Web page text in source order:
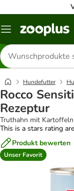
Menü
Produkte
suchen
Hundefutter
Rocco
Rezeptur
Truthahn mit Kartoffeln
This is a stars rating
Produkt bewerten
Unser Favorit